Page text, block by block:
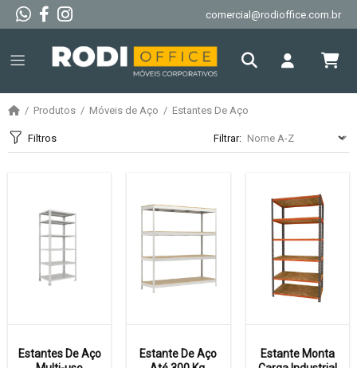
comercial@rodioffice.com.br
Produtos Móveis de Aço Estantes De Aço
Filtros Filtrar:
Estantes De Aço
Estante De Aço
Estante Monta